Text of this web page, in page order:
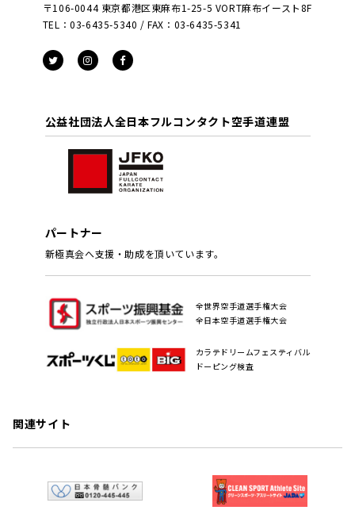
〒106-0044 東京都港区東麻布1-25-5 VORT麻布イースト8F
TEL：03-6435-5340 / FAX：03-6435-5341
公益社団法人全日本フルコンタクト空手道連盟
パートナー
新極真会へ支援・助成を頂いています。
全世界空手道選手権大会
全日本空手道選手権大会
カラテドリームフェスティバル
ドーピング検査
関連サイト